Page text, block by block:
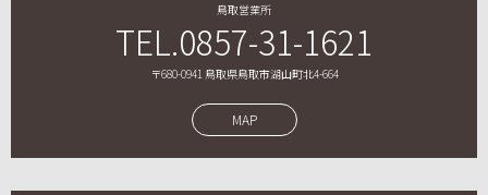
鳥取営業所
TEL.0857-31-1621
〒680-0941 鳥取県鳥取市湖山町北4-664
MAP